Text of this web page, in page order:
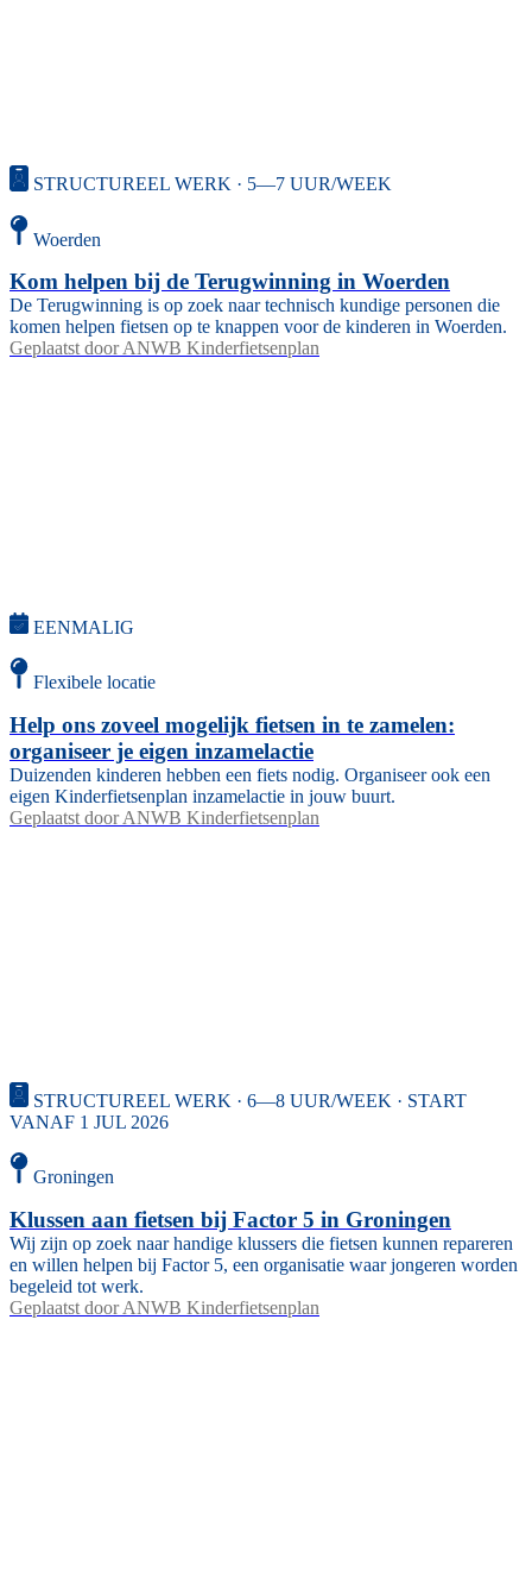
STRUCTUREEL WERK · 5—7 UUR/WEEK
Woerden
Kom helpen bij de Terugwinning in Woerden
De Terugwinning is op zoek naar technisch kundige personen die
komen helpen fietsen op te knappen voor de kinderen in Woerden.
Geplaatst door ANWB Kinderfietsenplan
EENMALIG
Flexibele locatie
Help ons zoveel mogelijk fietsen in te zamelen:
organiseer je eigen inzamelactie
Duizenden kinderen hebben een fiets nodig. Organiseer ook een
eigen Kinderfietsenplan inzamelactie in jouw buurt.
Geplaatst door ANWB Kinderfietsenplan
STRUCTUREEL WERK · 6—8 UUR/WEEK · START
VANAF 1 JUL 2026
Groningen
Klussen aan fietsen bij Factor 5 in Groningen
Wij zijn op zoek naar handige klussers die fietsen kunnen repareren
en willen helpen bij Factor 5, een organisatie waar jongeren worden
begeleid tot werk.
Geplaatst door ANWB Kinderfietsenplan